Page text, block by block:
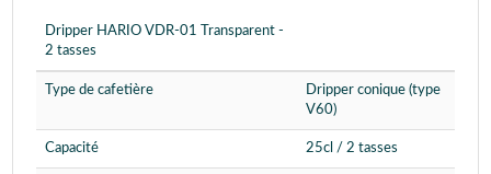
Dripper HARIO VDR-01 Transparent -
2 tasses
Type de cafetière
Dripper conique (type
V60)
Capacité 25cl / 2 tasses